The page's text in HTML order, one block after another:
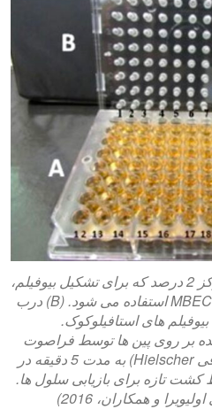
(الف) صفحه حاوی TSB با گلوکز 2 درصد که برای تشکیل بیوفیلم،
بازیابی سلولی و تعیین MIC و MBEC استفاده می شود. (B) درب
های استافیلوکوک.
بر روی پین ها توسط فراصوت
جابجا شدند (فناوری سونوگرافی Hielscher) به مدت 5 دقیقه در
و همکاران، 2016)